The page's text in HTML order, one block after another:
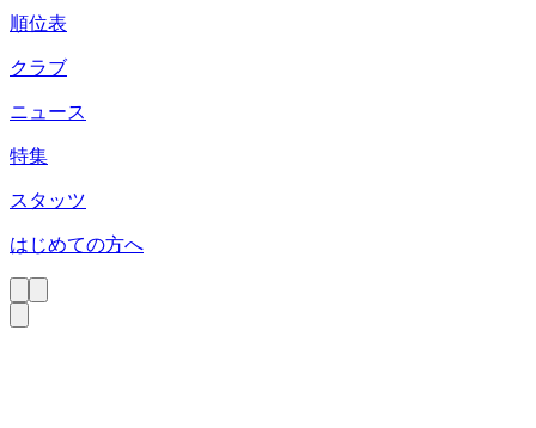
順位表
クラブ
ニュース
特集
スタッツ
はじめての方へ